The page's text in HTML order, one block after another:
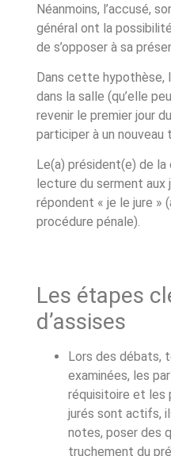
Néanmoins, l’accusé,
général ont la
de s’opposer à sa
Dans cette hypothèse,
dans la salle (qu’elle
revenir le premier jour
participer à un nouveau
Le(a) président(e) de la
lecture du serment aux
répondent « je le jure » (
procédure pénale).
Les étapes
d’assises
Lors des débats,
examinées, les
réquisitoire et les
jurés sont actifs,
notes, poser des
truchement du